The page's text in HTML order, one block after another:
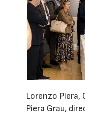
Lorenzo Piera,
Piera Grau,